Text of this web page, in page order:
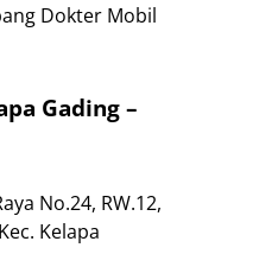
Dokter Mobil
Gading –
No.24, RW.12,
Kelapa